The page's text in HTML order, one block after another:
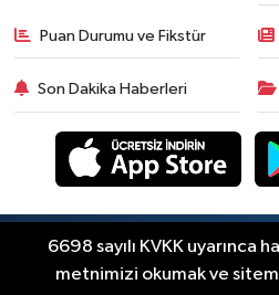
Puan Durumu ve Fikstür
Son Dakika Haberleri
RSS
Copyright © Akhisar
6698 sayılı KVKK uyarınca
metnimizi okumak ve